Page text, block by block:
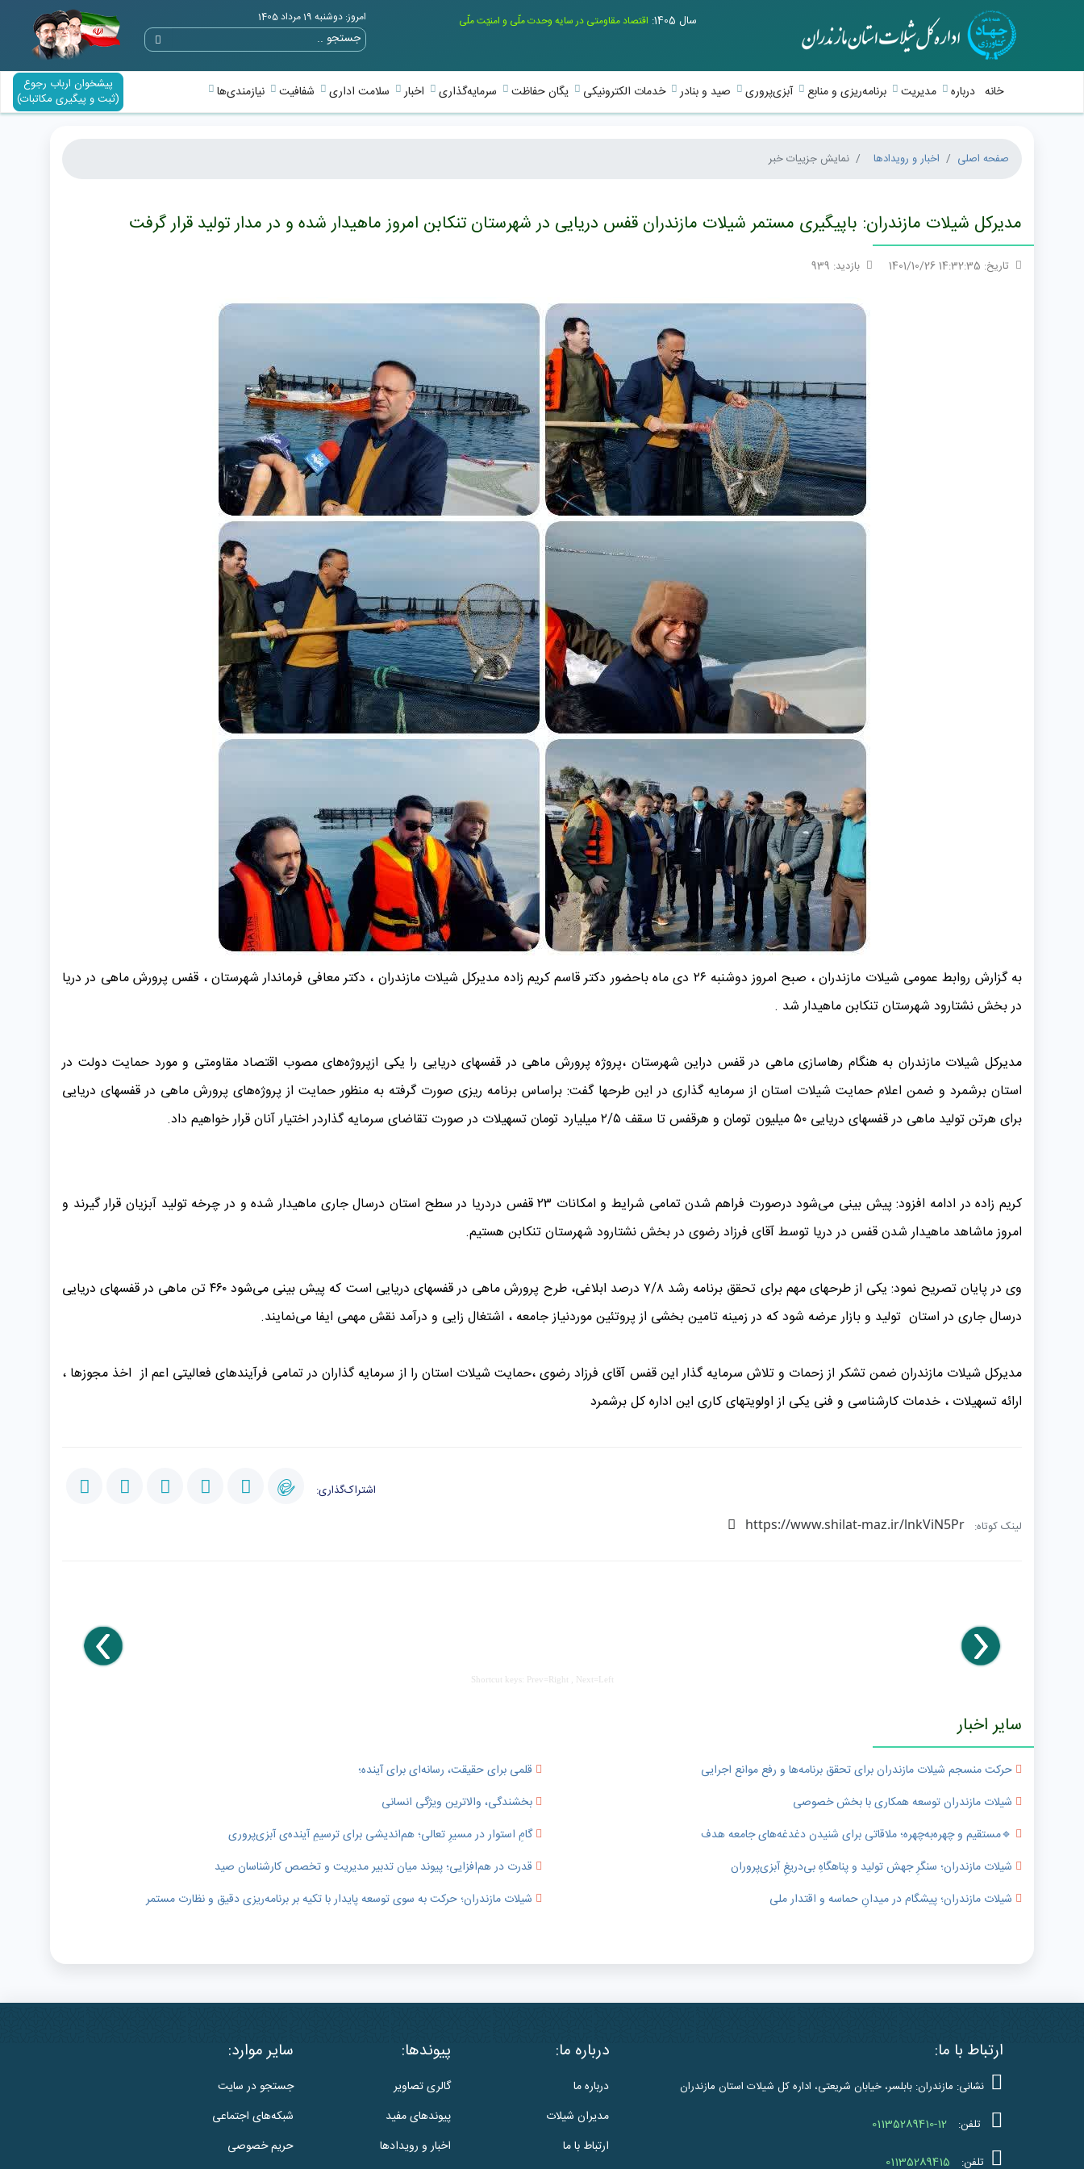
سال 1405: اقتصاد مقاومتی در سایه وحدت ملّی و امنیّت ملّی امروز: دوشنبه 19 مرداد 1405
پیشخوان ارباب رجوع
(ثبت و پیگیری مکاتبات)
خانه درباره مدیریت برنامه‌ریزی و منابع آبزی‌پروری صید و بنادر خدمات الکترونیکی یگان حفاظت سرمایه‌گذاری اخبار سلامت اداری شفافیت نیازمندی‌ها
صفحه اصلی اخبار و رویدادها نمایش جزییات خبر
مدیرکل شیلات مازندران: باپیگیری مستمر شیلات مازندران قفس دریایی در شهرستان تنکابن امروز ماهیدار شده و در مدار تولید قرار گرفت
تاریخ: 14:32:35 1401/10/26 بازدید: 939
به گزارش روابط عمومی شیلات مازندران ، صبح امروز دوشنبه ۲۶ دی ماه باحضور دکتر قاسم کریم زاده مدیرکل شیلات مازندران ، دکتر معافی فرماندار شهرستان ، قفس پرورش ماهی در دریا
در بخش نشتارود شهرستان تنکابن ماهیدار شد .
مدیرکل شیلات مازندران به هنگام رهاسازی ماهی در قفس دراین شهرستان ،پروژه پرورش ماهی در قفسهای دریایی را یکی ازپروژه‌های مصوب اقتصاد مقاومتی و مورد حمایت دولت در
استان برشمرد و ضمن اعلام حمایت شیلات استان از سرمایه گذاری در این طرحها گفت: براساس برنامه ریزی صورت گرفته به منظور حمایت از پروژه‌های پرورش ماهی در قفسهای دریایی
برای هرتن تولید ماهی در قفسهای دریایی ۵۰ میلیون تومان و هرقفس تا سقف ۲/۵ میلیارد تومان تسهیلات در صورت تقاضای سرمایه گذاردر اختیار آنان قرار خواهیم داد.
کریم زاده در ادامه افزود: پیش بینی می‌شود درصورت فراهم شدن تمامی شرایط و امکانات ۲۳ قفس دردریا در سطح استان درسال جاری ماهیدار شده و در چرخه تولید آبزیان قرار گیرند و
امروز ماشاهد ماهیدار شدن قفس در دریا توسط آقای فرزاد رضوی در بخش نشتارود شهرستان تنکابن هستیم.
وی در پایان تصریح نمود: یکی از طرحهای مهم برای تحقق برنامه رشد ۷/۸ درصد ابلاغی، طرح پرورش ماهی در قفسهای دریایی است که پیش بینی می‌شود ۴۶۰ تن ماهی در قفسهای دریایی
درسال جاری در استان تولید و بازار عرضه شود که در زمینه تامین بخشی از پروتئین‌ موردنیاز جامعه ، اشتغال زایی و درآمد نقش مهمی ایفا می‌نمایند.
مدیرکل شیلات مازندران ضمن تشکر از زحمات و تلاش سرمایه گذار این قفس آقای فرزاد رضوی ،حمایت شیلات استان را از سرمایه گذاران در تمامی فرآیندهای فعالیتی اعم از اخذ مجوزها ،
ارائه تسهیلات ، خدمات کارشناسی و فنی یکی از اولویتهای کاری این اداره کل برشمرد
اشتراک‌گذاری:
لینک کوتاه: https://www.shilat-maz.ir/lnkViN5Pr
Shortcut keys: Prev=Right , Next=Left
سایر اخبار
حرکت منسجم شیلات مازندران برای تحقق برنامه‌ها و رفع موانع اجرایی
قلمی برای حقیقت، رسانه‌ای برای آینده؛
شیلات مازندران توسعه همکاری با بخش خصوصی
بخشندگی، والاترین ویژگی انسانی
🔹️مستقیم و چهره‌به‌چهره؛ ملاقاتی برای شنیدن دغدغه‌های جامعه هدف
گامِ استوار در مسیرِ تعالی؛ هم‌اندیشی برای ترسیمِ آینده‌ی آبزی‌پروری
شیلات مازندران؛ سنگرِ جهش تولید و پناهگاهِ بی‌دریغِ آبزی‌پروران
قدرت در هم‌افزایی؛ پیوند میان تدبیر مدیریت و تخصص کارشناسان صید
شیلات مازندران؛ پیشگام در میدانِ حماسه و اقتدار ملی
شیلات مازندران؛ حرکت به سوی توسعه پایدار با تکیه بر برنامه‌ریزی دقیق و نظارت مستمر
ارتباط با ما:
نشانی: مازندران: بابلسر، خیابان شریعتی، اداره کل شیلات استان مازندران
تلفن: 01135289410-12
تلفن: 01135289415
درباره ما:
درباره ما
مدیران شیلات
ارتباط با ما
پیوندها:
گالری تصاویر
پیوندهای مفید
اخبار و رویدادها
سایر موارد:
جستجو در سایت
شبکه‌های اجتماعی
حریم خصوصی